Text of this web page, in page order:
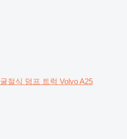
굴절식 덤프 트럭 Volvo A25